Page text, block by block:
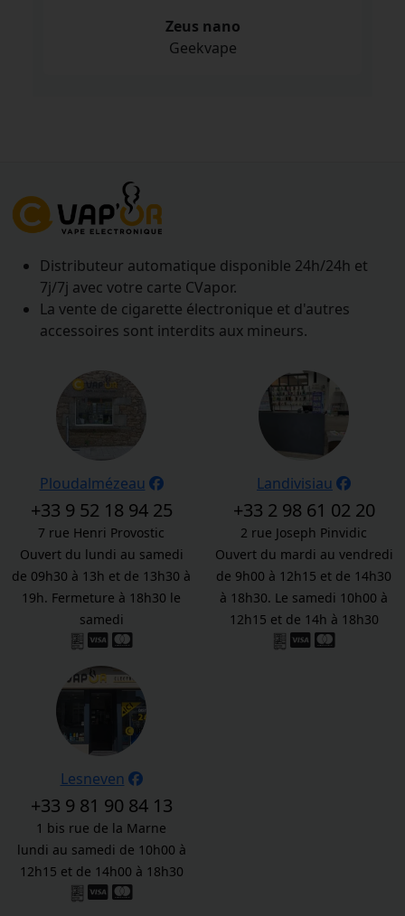
Zeus nano
Geekvape
Distributeur automatique disponible 24h/24h et
7j/7j avec votre carte CVapor.
La vente de cigarette électronique et d'autres
accessoires sont interdits aux mineurs.
Ploudalmézeau
+33 9 52 18 94 25
7 rue Henri Provostic
Ouvert du lundi au samedi
de 09h30 à 13h et de 13h30 à
19h. Fermeture à 18h30 le
samedi
Landivisiau
+33 2 98 61 02 20
2 rue Joseph Pinvidic
Ouvert du mardi au vendredi
de 9h00 à 12h15 et de 14h30
à 18h30. Le samedi 10h00 à
12h15 et de 14h à 18h30
Lesneven
+33 9 81 90 84 13
1 bis rue de la Marne
lundi au samedi de 10h00 à
12h15 et de 14h00 à 18h30